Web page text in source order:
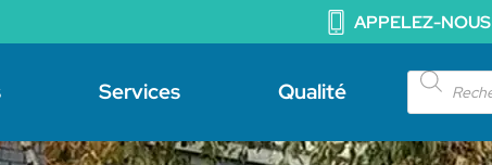
APPELEZ-NOUS
Services Qualité
Products